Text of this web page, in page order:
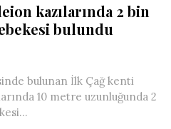
kazılarında 2 bin
bulundu
bulunan İlk Çağ kenti
10 metre uzunluğunda 2